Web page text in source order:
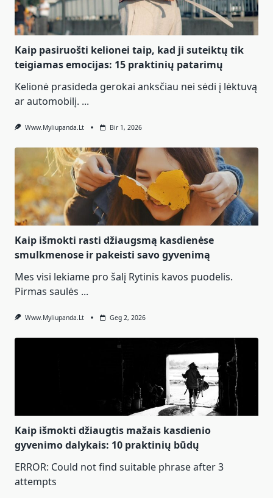
Kaip pasiruošti kelionei taip, kad ji suteiktų tik
teigiamas emocijas: 15 praktinių patarimų
Kelionė prasideda gerokai anksčiau nei sėdi į lėktuvą
ar automobilį. ...
Www.myliupanda.lt Bir 1, 2026
Kaip išmokti rasti džiaugsmą kasdienėse
smulkmenose ir pakeisti savo gyvenimą
Mes visi lekiame pro šalį Rytinis kavos puodelis.
Pirmas saulės ...
Www.myliupanda.lt Geg 2, 2026
Kaip išmokti džiaugtis mažais kasdienio
gyvenimo dalykais: 10 praktinių būdų
ERROR: Could not find suitable phrase after 3
attempts